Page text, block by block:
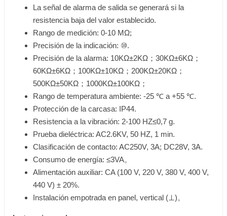
La señal de alarma de salida se generará si la
resistencia baja del valor establecido.
Rango de medición: 0-10 MΩ;
Precisión de la indicación: ⑩.
Precisión de la alarma: 10KΩ±2KΩ；30KΩ±6KΩ；
60KΩ±6KΩ；100KΩ±10KΩ；200KΩ±20KΩ；
500KΩ±50KΩ；1000KΩ±100KΩ；
Rango de temperatura ambiente: -25 ℃ a +55 ℃.
Protección de la carcasa: IP44.
Resistencia a la vibración: 2-100 HZ≤0,7 g.
Prueba dieléctrica: AC2.6KV, 50 HZ, 1 min.
Clasificación de contacto: AC250V, 3A; DC28V, 3A.
Consumo de energía: ≤3VA。
Alimentación auxiliar: CA (100 V, 220 V, 380 V, 400 V,
440 V) ± 20%.
Instalación empotrada en panel, vertical (⊥)。